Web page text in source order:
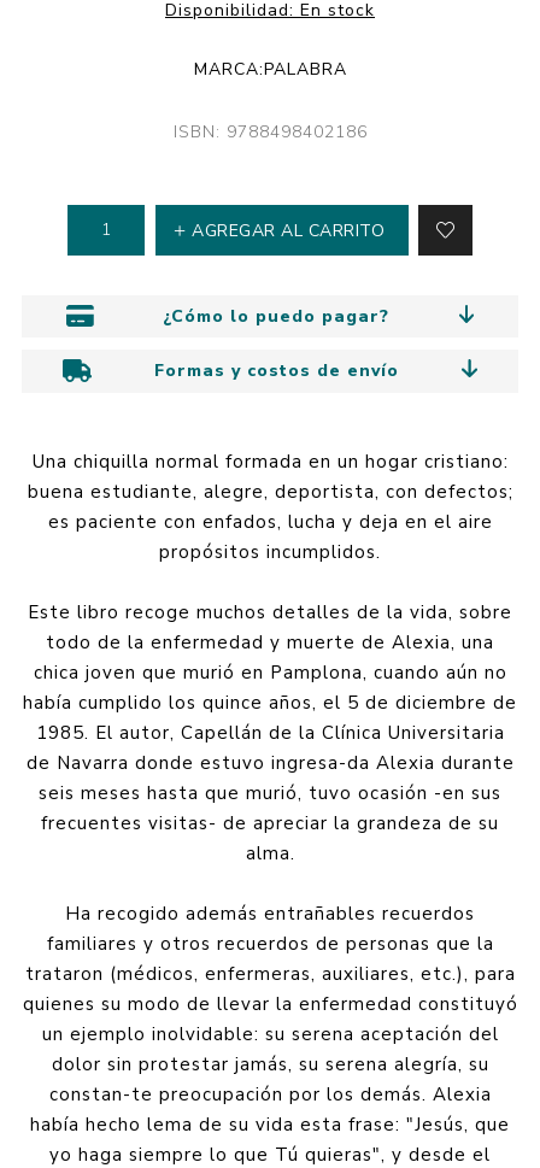
Disponibilidad: En stock
MARCA:PALABRA
ISBN: 9788498402186
AGREGAR AL CARRITO
¿Cómo lo puedo pagar?
Formas y costos de envío
Una chiquilla normal formada en un hogar cristiano:
buena estudiante, alegre, deportista, con defectos;
es paciente con enfados, lucha y deja en el aire
propósitos incumplidos.
Este libro recoge muchos detalles de la vida, sobre
todo de la enfermedad y muerte de Alexia, una
chica joven que murió en Pamplona, cuando aún no
había cumplido los quince años, el 5 de diciembre de
1985. El autor, Capellán de la Clínica Universitaria
de Navarra donde estuvo ingresa-da Alexia durante
seis meses hasta que murió, tuvo ocasión -en sus
frecuentes visitas- de apreciar la grandeza de su
alma.
Ha recogido además entrañables recuerdos
familiares y otros recuerdos de personas que la
trataron (médicos, enfermeras, auxiliares, etc.), para
quienes su modo de llevar la enfermedad constituyó
un ejemplo inolvidable: su serena aceptación del
dolor sin protestar jamás, su serena alegría, su
constan-te preocupación por los demás. Alexia
había hecho lema de su vida esta frase: "Jesús, que
yo haga siempre lo que Tú quieras", y desde el